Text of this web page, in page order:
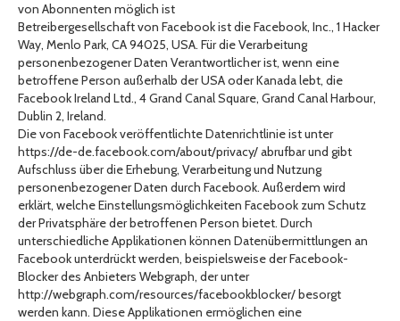
von Abonnenten möglich ist
Betreibergesellschaft von Facebook ist die Facebook, Inc., 1 Hacker
Way, Menlo Park, CA 94025, USA. Für die Verarbeitung
personenbezogener Daten Verantwortlicher ist, wenn eine
betroffene Person außerhalb der USA oder Kanada lebt, die
Facebook Ireland Ltd., 4 Grand Canal Square, Grand Canal Harbour,
Dublin 2, Ireland.
Die von Facebook veröffentlichte Datenrichtlinie ist unter
https://de-de.facebook.com/about/privacy/ abrufbar und gibt
Aufschluss über die Erhebung, Verarbeitung und Nutzung
personenbezogener Daten durch Facebook. Außerdem wird
erklärt, welche Einstellungsmöglichkeiten Facebook zum Schutz
der Privatsphäre der betroffenen Person bietet. Durch
unterschiedliche Applikationen können Datenübermittlungen an
Facebook unterdrückt werden, beispielsweise der Facebook-
Blocker des Anbieters Webgraph, der unter
http://webgraph.com/resources/facebookblocker/ besorgt
werden kann. Diese Applikationen ermöglichen eine